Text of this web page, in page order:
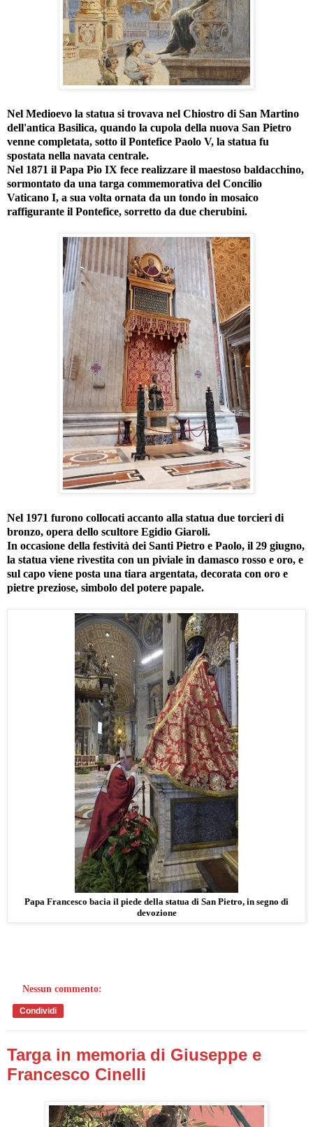
Nel Medioevo la statua si trovava nel Chiostro di San Martino
dell'antica Basilica, quando la cupola della nuova San Pietro
venne completata, sotto il Pontefice Paolo V, la statua fu
spostata nella navata centrale.
Nel 1871 il Papa Pio IX fece realizzare il maestoso baldacchino,
sormontato da una targa commemorativa del Concilio
Vaticano I, a sua volta ornata da un tondo in mosaico
raffigurante il Pontefice, sorretto da due cherubini.
Nel 1971 furono collocati accanto alla statua due torcieri di
bronzo, opera dello scultore Egidio Giaroli.
In occasione della festività dei Santi Pietro e Paolo, il 29 giugno,
la statua viene rivestita con un piviale in damasco rosso e oro, e
sul capo viene posta una tiara argentata, decorata con oro e
pietre preziose, simbolo del potere papale.
Papa Francesco bacia il piede della statua di San Pietro, in segno di
devozione
Nessun commento:
Condividi
Targa in memoria di Giuseppe e
Francesco Cinelli